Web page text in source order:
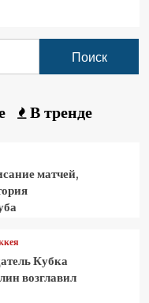
В тренде
матчей,
Кубка
возглавил